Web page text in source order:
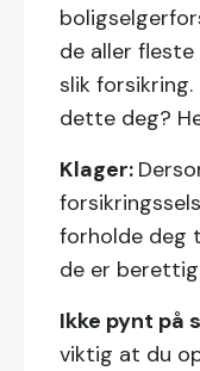
de aller
slik
dette deg?
Klager:
forholde deg
de er
Ikke pynt på
viktig at du